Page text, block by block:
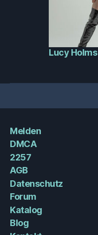
Lucy Holms
Melden
DMCA
2257
AGB
Datenschutz
Forum
Katalog
Blog